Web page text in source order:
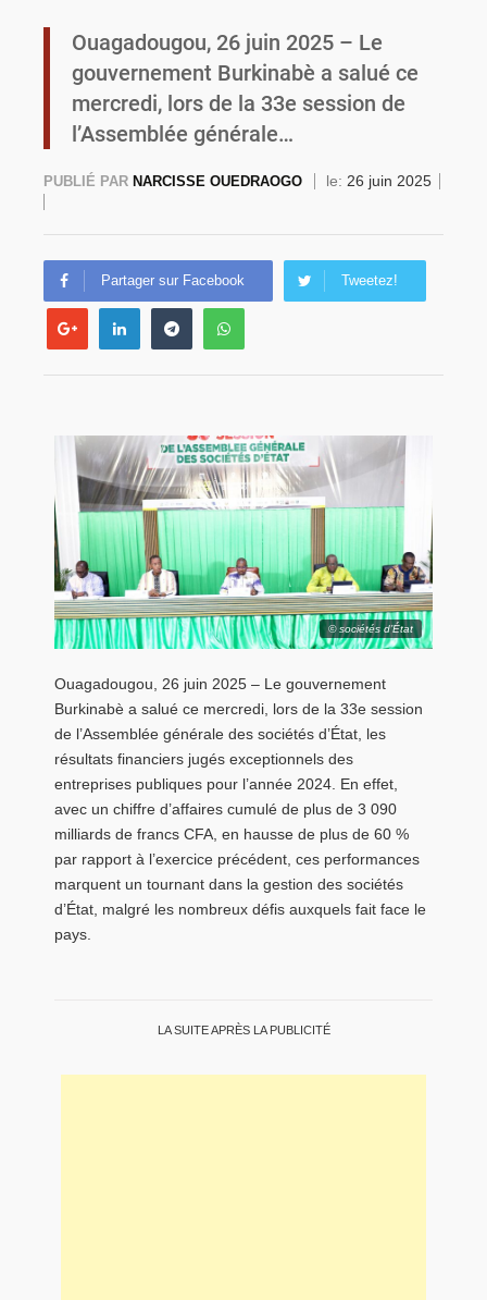
Commémoration du 4 août : Ibrahim Traoré appelle à une mobilisation totale pour la souveraineté nationale
Ouagadougou, 26 juin 2025 – Le
gouvernement Burkinabè a salué ce
mercredi, lors de la 33e session de
l’Assemblée générale…
PUBLIÉ PAR NARCISSE OUEDRAOGO le: 26 juin 2025
Partager sur Facebook Tweetez!
© sociétés d’État
Ouagadougou, 26 juin 2025 – Le gouvernement
Burkinabè a salué ce mercredi, lors de la 33e session
de l’Assemblée générale des sociétés d’État, les
résultats financiers jugés exceptionnels des
entreprises publiques pour l’année 2024. En effet,
avec un chiffre d’affaires cumulé de plus de 3 090
milliards de francs CFA, en hausse de plus de 60 %
par rapport à l’exercice précédent, ces performances
marquent un tournant dans la gestion des sociétés
d’État, malgré les nombreux défis auxquels fait face le
pays.
LA SUITE APRÈS LA PUBLICITÉ